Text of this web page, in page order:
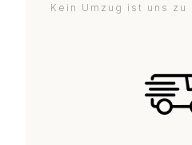
Kein Umzug ist uns zu